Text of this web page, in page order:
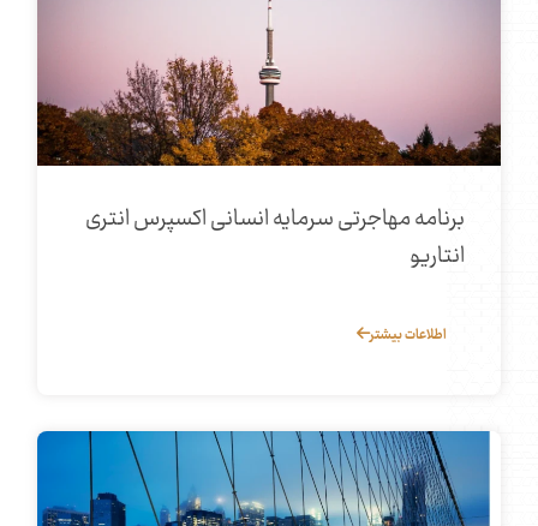
برنامه مهاجرتی سرمایه انسانی اکسپرس انتری
انتاریو
اطلاعات بیشتر